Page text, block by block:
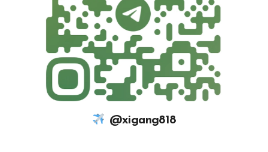
@xigang818